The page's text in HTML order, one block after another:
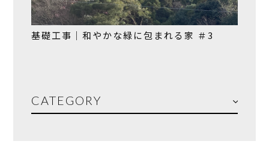
基礎工事｜和やかな緑に包まれる家 ＃3
CATEGORY